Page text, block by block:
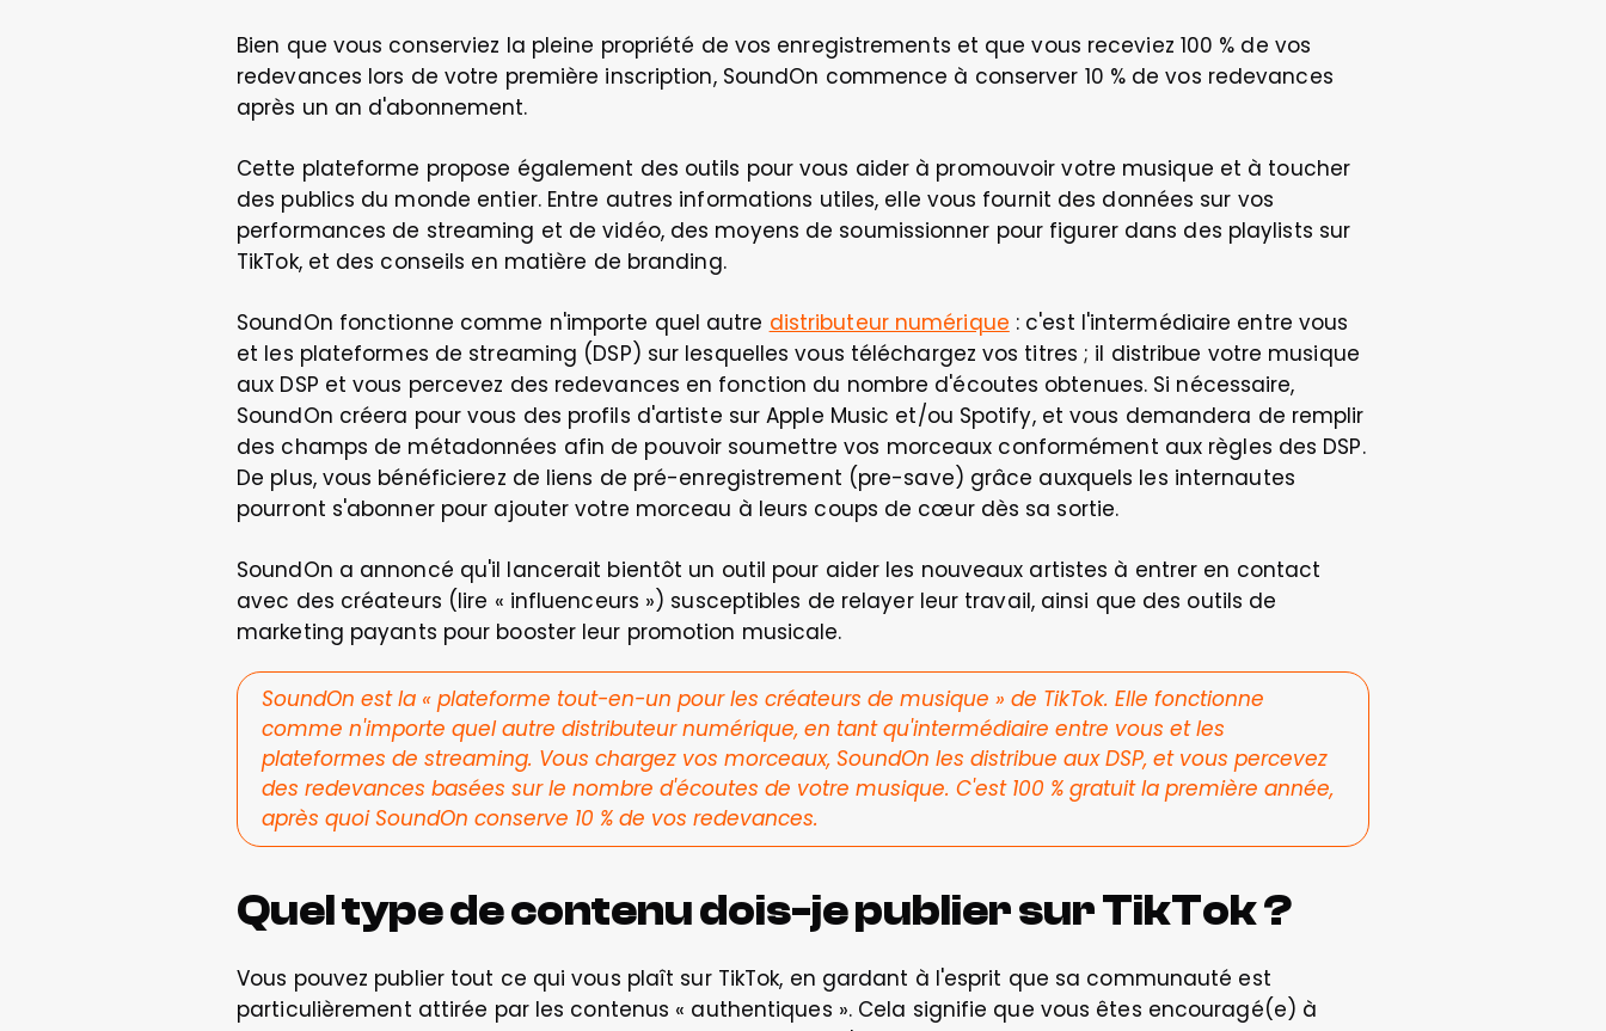
Bien que vous conserviez la pleine propriété de vos enregistrements et que vous receviez 100 % de vos
redevances lors de votre première inscription, SoundOn commence à conserver 10 % de vos redevances
après un an d'abonnement.
Cette plateforme propose également des outils pour vous aider à promouvoir votre musique et à toucher
des publics du monde entier. Entre autres informations utiles, elle vous fournit des données sur vos
performances de streaming et de vidéo, des moyens de soumissionner pour figurer dans des playlists sur
TikTok, et des conseils en matière de branding.
SoundOn fonctionne comme n'importe quel autre distributeur numérique : c'est l'intermédiaire entre vous
et les plateformes de streaming (DSP) sur lesquelles vous téléchargez vos titres ; il distribue votre musique
aux DSP et vous percevez des redevances en fonction du nombre d'écoutes obtenues. Si nécessaire,
SoundOn créera pour vous des profils d'artiste sur Apple Music et/ou Spotify, et vous demandera de remplir
des champs de métadonnées afin de pouvoir soumettre vos morceaux conformément aux règles des DSP.
De plus, vous bénéficierez de liens de pré-enregistrement (pre-save) grâce auxquels les internautes
pourront s'abonner pour ajouter votre morceau à leurs coups de cœur dès sa sortie.
SoundOn a annoncé qu'il lancerait bientôt un outil pour aider les nouveaux artistes à entrer en contact
avec des créateurs (lire « influenceurs ») susceptibles de relayer leur travail, ainsi que des outils de
marketing payants pour booster leur promotion musicale.
SoundOn est la « plateforme tout-en-un pour les créateurs de musique » de TikTok. Elle fonctionne
comme n'importe quel autre distributeur numérique, en tant qu'intermédiaire entre vous et les
plateformes de streaming. Vous chargez vos morceaux, SoundOn les distribue aux DSP, et vous percevez
des redevances basées sur le nombre d'écoutes de votre musique. C'est 100 % gratuit la première année,
après quoi SoundOn conserve 10 % de vos redevances.
Quel type de contenu dois-je publier sur TikTok ?
Vous pouvez publier tout ce qui vous plaît sur TikTok, en gardant à l'esprit que sa communauté est
particulièrement attirée par les contenus « authentiques ». Cela signifie que vous êtes encouragé(e) à